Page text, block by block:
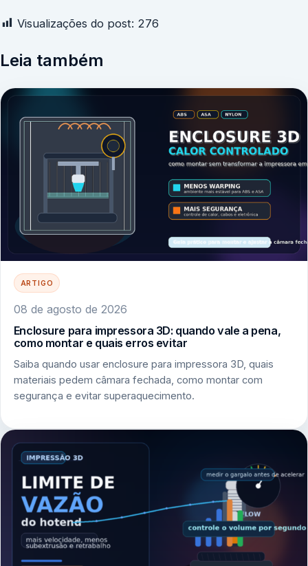
Visualizações do post: 276
Leia também
ARTIGO
08 de agosto de 2026
Enclosure para impressora 3D: quando vale a pena,
como montar e quais erros evitar
Saiba quando usar enclosure para impressora 3D, quais
materiais pedem câmara fechada, como montar com
segurança e evitar superaquecimento.